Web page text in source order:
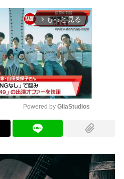
arrow_forward_ios もっと見る
Powered by GliaStudios